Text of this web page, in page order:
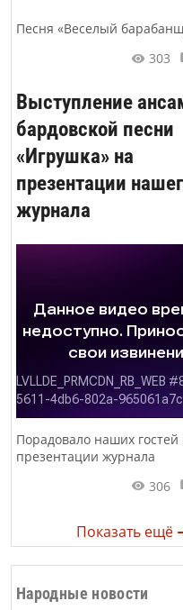
Песня «Веселый
303
Выступление
бардовской песни
«Игрушка» на
презентации
журнала
Порадовало наших гостей
презентации журнала
306
Показать ещё
Народные новости